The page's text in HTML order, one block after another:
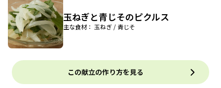
玉ねぎと青じそのピクルス
主な食材： 玉ねぎ / 青じそ
この献立の作り方を見る